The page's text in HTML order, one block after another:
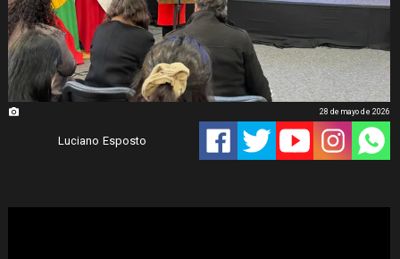
Luciano Esposto
28 de mayo de 2026